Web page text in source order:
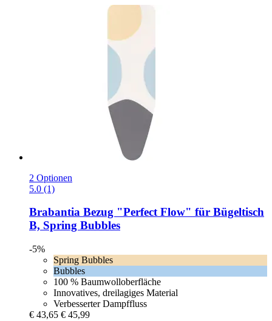
2 Optionen
5.0 (1)
Brabantia Bezug "Perfect Flow" für Bügeltisch
B, Spring Bubbles
-5%
Spring Bubbles
Bubbles
100 % Baumwolloberfläche
Innovatives, dreilagiges Material
Verbesserter Dampffluss
€ 43,65 € 45,99